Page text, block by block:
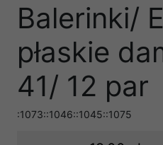
Balerinki/
płaskie
41/ 12 par
:1073::1046::1045::1075